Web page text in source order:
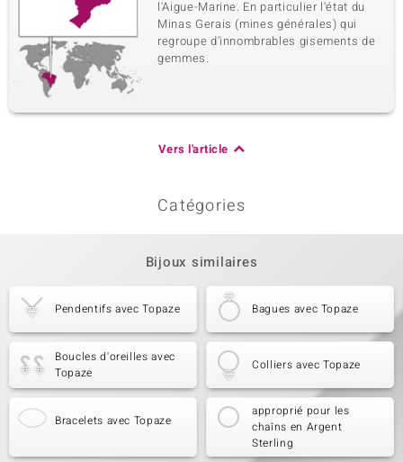
l'Aigue-Marine. En particulier l'état du
Minas Gerais (mines générales) qui
regroupe d’innombrables gisements de
gemmes.
Vers l'article
Catégories
Bijoux similaires
Pendentifs avec Topaze Bagues avec Topaze
Boucles d'oreilles avec
Topaze
Colliers avec Topaze
Bracelets avec Topaze
approprié pour les
chaîns en Argent
Sterling